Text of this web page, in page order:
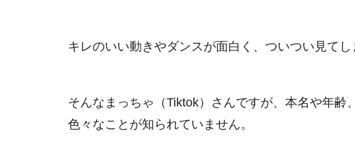
キレのいい動きやダンスが面白く、ついつい見てし
そんなまっちゃ（Tiktok）さんですが、本名や年齢
色々なことが知られていません。